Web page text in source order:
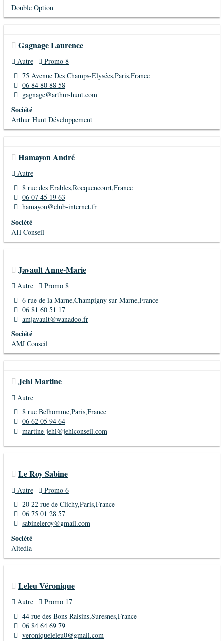
Double Option
Gagnage Laurence
Autre
Promo 8
75 Avenue Des Champs-Elysées,Paris,France
06 84 80 88 58
gagnage@arthur-hunt.com
Société
Arthur Hunt Développement
Hamayon André
Autre
8 rue des Erables,Rocquencourt,France
06 07 45 19 63
hamayon@club-internet.fr
Société
AH Conseil
Javault Anne-Marie
Autre
Promo 8
6 rue de la Marne,Champigny sur Marne,France
06 81 60 51 17
amjavault@wanadoo.fr
Société
AMJ Conseil
Jehl Martine
Autre
8 rue Belhomme,Paris,France
06 62 05 94 64
martine-jehl@jehlconseil.com
Le Roy Sabine
Autre
Promo 6
20 22 rue de Clichy,Paris,France
06 75 01 28 57
sabineleroy@gmail.com
Société
Altedia
Leleu Véronique
Autre
Promo 17
44 rue des Bons Raisins,Suresnes,France
06 84 64 69 79
veroniqueleleu0@gmail.com